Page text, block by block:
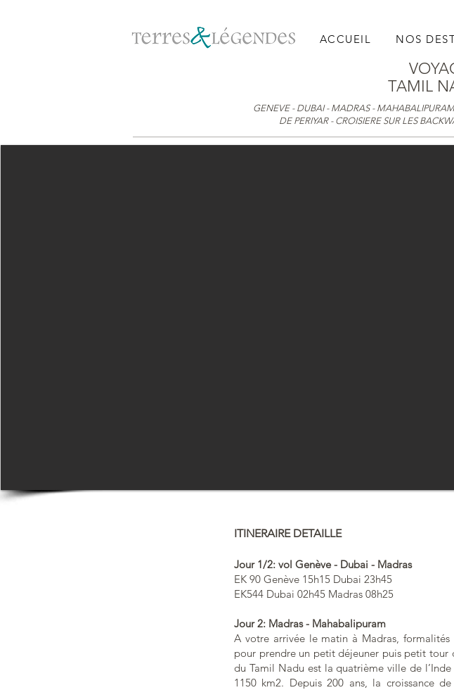
ACCUEIL NOS
GENEVE - DUBAI - MADRAS -
DE PERIYAR - CROISIERE SUR LES
TAMIL
ITINERAIRE DETAILLE
Jour 1/2: vol Genève - Dubai - Madras
EK 90 Genève 15h15 Dubai 23h45
EK544 Dubai 02h45 Madras 08h25
Jour2: Madras - Mahabalipuram
A votre arrivée le matin à Madras,
pour prendre un petit déjeuner puis petit tour
du Tamil Nadu est la quatrième ville de
1150 km2. Depuis 200 ans, la croissance